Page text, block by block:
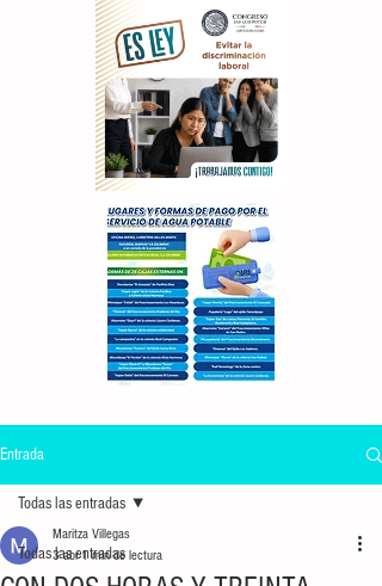
Entrada
Todas las entradas
Todas las entradas
Maritza Villegas
3 abr 1 min de lectura